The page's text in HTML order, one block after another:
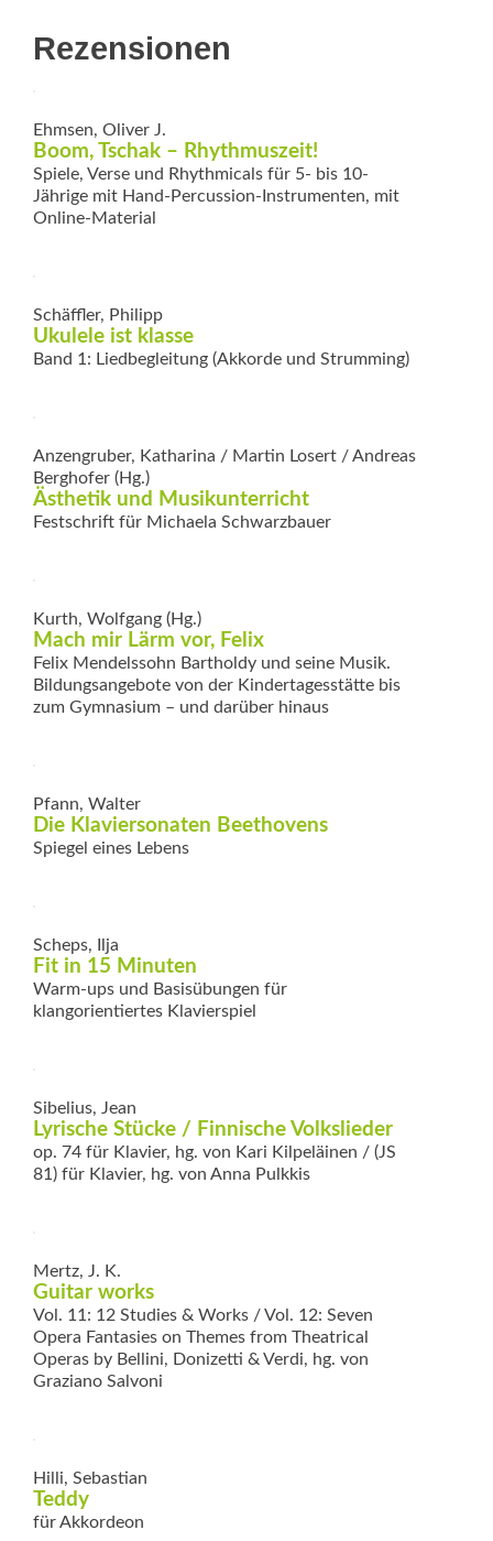
Rezensionen
Ehmsen, Oliver J.
Boom, Tschak – Rhythmuszeit!
Spiele, Verse und Rhythmicals für 5- bis 10-
Jährige mit Hand-Percussion-Instrumenten, mit
Online-Material
Schäffler, Philipp
Ukulele ist klasse
Band 1: Liedbegleitung (Akkorde und Strumming)
Anzengruber, Katharina / Martin Losert / Andreas
Berghofer (Hg.)
Ästhetik und Musikunterricht
Festschrift für Michaela Schwarzbauer
Kurth, Wolfgang (Hg.)
Mach mir Lärm vor, Felix
Felix Mendelssohn Bartholdy und seine Musik.
Bildungsangebote von der Kindertagesstätte bis
zum Gymnasium – und darüber hinaus
Pfann, Walter
Die Klaviersonaten Beethovens
Spiegel eines Lebens
Scheps, Ilja
Fit in 15 Minuten
Warm-ups und Basisübungen für
klangorientiertes Klavierspiel
Sibelius, Jean
Lyrische Stücke / Finnische Volks­lieder
op. 74 für Klavier, hg. von Kari Kilpeläinen / (JS
81) für Klavier, hg. von Anna Pulkkis
Mertz, J. K.
Guitar works
Vol. 11: 12 Studies & Works / Vol. 12: Seven
Opera Fantasies on Themes from Thea­trical
Operas by Bellini, Doni­zetti & Verdi, hg. von
Graziano Salvoni
Hilli, Sebastian
Teddy
für Akkordeon